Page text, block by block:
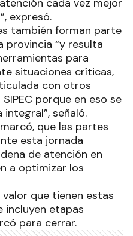
cada vez mejor
expresó.
también forman parte
provincia “y resulta
para
situaciones críticas,
con otros
porque en eso se
señaló.
que las partes
esta jornada
de atención en
a optimizar los
valor que tienen estas
incluyen etapas
para cerrar.